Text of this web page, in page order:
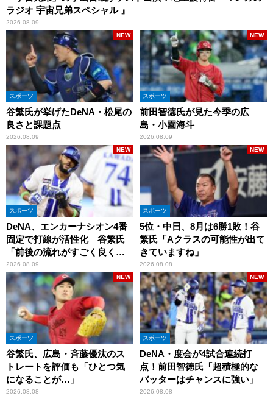
ラジオ 宇宙兄弟スペシャル 』
2026.08.09
スポーツ
谷繁氏が挙げたDeNA・松尾の
良さと課題点
2026.08.09
NEW
スポーツ
前田智徳氏が見た今季の広
島・小園海斗
2026.08.09
NEW
スポーツ
DeNA、エンカーナシオン4番
固定で打線が活性化 谷繁氏
「前後の流れがすごく良くな
りましたね」
2026.08.09
NEW
スポーツ
5位・中日、8月は6勝1敗！谷
繁氏「Aクラスの可能性が出て
きていますね」
2026.08.08
NEW
スポーツ
谷繁氏、広島・斉藤優汰のス
トレートを評価も「ひとつ気
になることが…」
2026.08.08
NEW
スポーツ
DeNA・度会が4試合連続打
点！前田智徳氏「超積極的な
バッターはチャンスに強い」
2026.08.08
NEW